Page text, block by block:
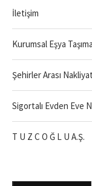
İletişim
Kurumsal Eşya Taşıma
Şehirler Arası Nakliyat
Sigortalı Evden Eve
T U Z C O Ğ L U A.Ş.